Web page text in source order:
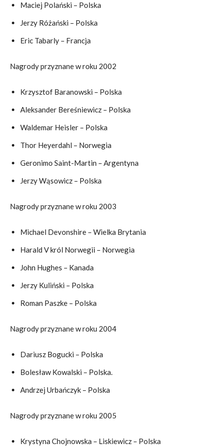
Maciej Polański – Polska
Jerzy Różański – Polska
Eric Tabarly – Francja
Nagrody przyznane w roku 2002
Krzysztof Baranowski – Polska
Aleksander Bereśniewicz – Polska
Waldemar Heisler – Polska
Thor Heyerdahl – Norwegia
Geronimo Saint-Martin – Argentyna
Jerzy Wąsowicz – Polska
Nagrody przyznane w roku 2003
Michael Devonshire – Wielka Brytania
Harald V król Norwegii – Norwegia
John Hughes – Kanada
Jerzy Kuliński – Polska
Roman Paszke – Polska
Nagrody przyznane w roku 2004
Dariusz Bogucki – Polska
Bolesław Kowalski – Polska.
Andrzej Urbańczyk – Polska
Nagrody przyznane w roku 2005
Krystyna Chojnowska – Liskiewicz – Polska